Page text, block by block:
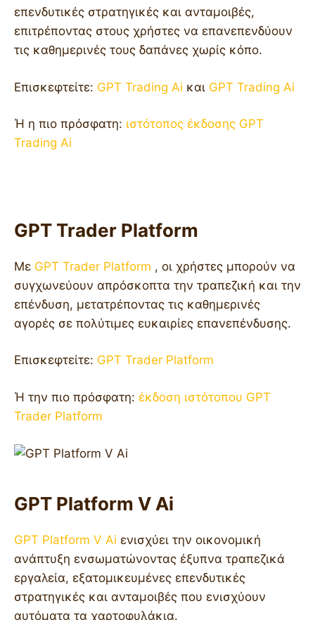
επενδυτικές στρατηγικές και ανταμοιβές,
επιτρέποντας στους χρήστες να επανεπενδύουν
τις καθημερινές τους δαπάνες χωρίς κόπο.
Επισκεφτείτε: GPT Trading Ai και GPT Trading Ai
Ή η πιο πρόσφατη: ιστότοπος έκδοσης GPT
Trading Ai
GPT Trader Platform
Με GPT Trader Platform , οι χρήστες μπορούν να
συγχωνεύουν απρόσκοπτα την τραπεζική και την
επένδυση, μετατρέποντας τις καθημερινές
αγορές σε πολύτιμες ευκαιρίες επανεπένδυσης.
Επισκεφτείτε: GPT Trader Platform
Ή την πιο πρόσφατη: έκδοση ιστότοπου GPT
Trader Platform
GPT Platform V Ai
GPT Platform V Ai ενισχύει την οικονομική
ανάπτυξη ενσωματώνοντας έξυπνα τραπεζικά
εργαλεία, εξατομικευμένες επενδυτικές
στρατηγικές και ανταμοιβές που ενισχύουν
αυτόματα τα χαρτοφυλάκια.